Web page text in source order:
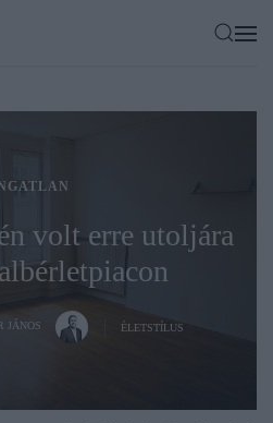
volt erre utoljára
JÁNOS ÉLETSTÍLUS